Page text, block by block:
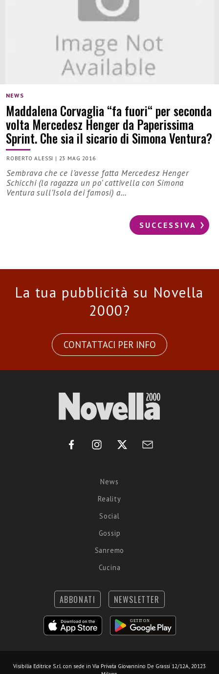
NEWS
Maddalena Corvaglia “fa fuori“ per seconda
volta Mercedesz Henger da Paperissima
Sprint. Che sia il sicario di Simona Ventura?
ROBERTO ALESSI | 23 MAG 2016
Sembrava che ce l’avesse fatta Mercedesz Henger
Schicchi (la ragazza un po’ cattivella con Simona
Ventura sull’Isola dei famosi) a…
SUCCESSIVA
La tua pubblicità su Novella
2000?
CONTATTACI PER INFO
News
Reality
Social
Gossip
Sanremo
Cucina
ABBONATI NEWSLETTER
Visibilia Editrice S.r.l. con sede in Via Privata Giovannino De Grassi 12/12A, 20123